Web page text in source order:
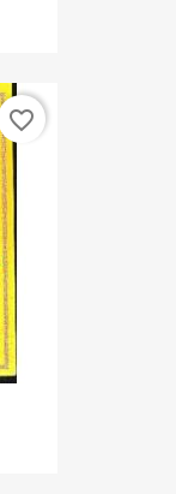
favorite_border